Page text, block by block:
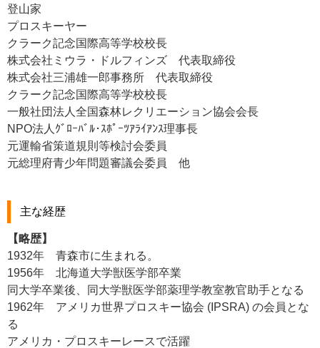
登山家
プロスキーヤー
クラーク記念国際高等学校校長
株式会社ミウラ・ドルフィンズ 代表取締役
株式会社三浦雄一郎事務所 代表取締役
クラーク記念国際高等学校校長
一般社団法人全国森林レクリエーション協会会長
NPO法人ｸﾞﾛｰﾊﾞﾙ･ｽﾎﾟｰﾂｱﾗｲｱﾝｽ理事長
元運輸省策道規則等検討会委員
元総理府青少年問題審議会委員 他
主な経歴
【略歴】
1932年 青森市に生まれる。
1956年 北海道大学獣医学部卒業
同大学卒業後、同大学獣医学部薬理学教室教官助手となる
1962年 アメリカ世界プロスキー協会 (IPSRA) の会員とな
る
アメリカ・プロスキーレースで活躍